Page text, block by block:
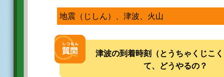
地震（じしん）、津波、火山
津波の到着時刻（とうちゃくじこ
て、どうやるの？